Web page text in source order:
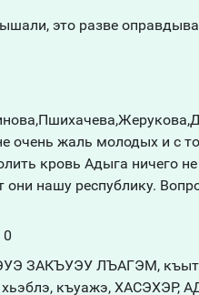
это разве
жаль молодых и с
кровь Адыга ничего
они нашу республику.
0
ЗАКЪУЭУ ЛЪАГЭМ,
къуажэ,